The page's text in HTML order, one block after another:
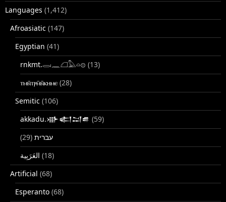
Languages (1,412)
Afroasiatic (147)
Egyptian (41)
rnkmt.𓂋𓏺𓈖𓆎𓅓𓏏𓊖 (13)
ⲧⲙⲛ̄ⲧⲣⲙ̄ⲛ̄ⲕⲏⲙⲉ (28)
Semitic (106)
akkadu.𒀝𒅗𒁺𒌑 (59)
עברית (29)
(18)
Artificial (68)
Esperanto (68)